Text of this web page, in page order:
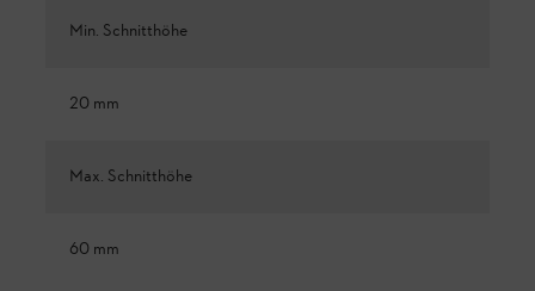
Min. Schnitthöhe
20 mm
Max. Schnitthöhe
60 mm